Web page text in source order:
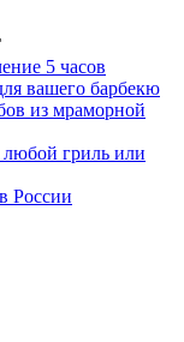
5 часов
вашего барбекю
из мраморной
гриль или
России